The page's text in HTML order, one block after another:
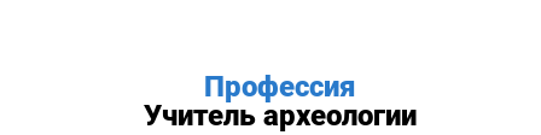
Профессия
Учитель археологии